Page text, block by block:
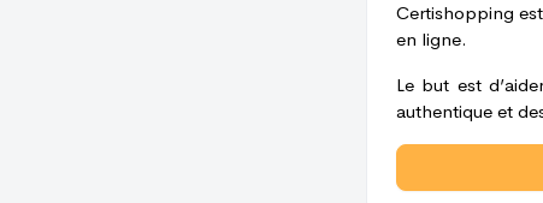
Certishopping
en ligne.
Le but est
authentique et